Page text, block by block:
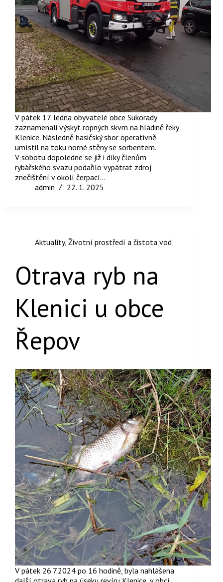
V pátek 17. ledna obyvatelé obce Sukorady
zaznamenali výskyt ropných skvrn na hladině řeky
Klenice. Následně hasičský sbor operativně
umístil na toku norné stěny se sorbentem.
V sobotu dopoledne se již i díky členům
rybářského svazu podařilo vypátrat zdroj
znečištění v okolí čerpací…
admin
22. 1. 2025
Aktuality, Životní prostředí a čistota vod
Otrava ryb na
Klenici u obce
Řepov
V pátek 26.7.2024 po 16 hodině, byla nahlášena